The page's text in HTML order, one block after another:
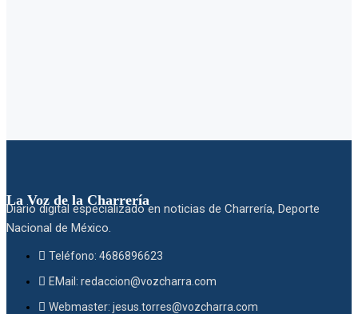
La Voz de la Charrería
Diario digital especializado en noticias de Charrería, Deporte
Nacional de México.
Teléfono: 4686896623
EMail: redaccion@vozcharra.com
Webmaster: jesus.torres@vozcharra.com